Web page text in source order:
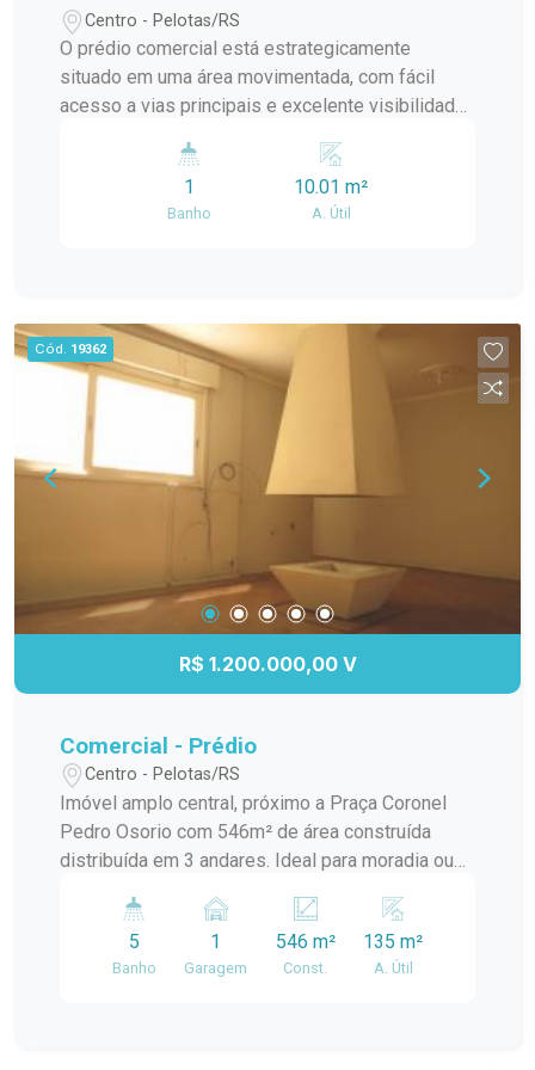
Centro - Pelotas/RS
O prédio comercial está estrategicamente
situado em uma área movimentada, com fácil
acesso a vias principais e excelente visibilidade.
atrativa tornam este imóvel uma ótima opção para
empreendedores que buscam destacar seus
localização privilegiada e a infraestrutura de
qualidade oferecem grandes oportunidades para
impulsionar o crescimento de empresas já
estabelecidas ou iniciar novos
empreendimentos. A Colina do Sol é um bairro
dinâmico e valorizado, com uma comunidade
próspera e comércio diversificado. Além disso,
sua proximidade a áreas residenciais
proporciona um fluxo constante de potenciais
clientes. Não perca a chance de adquirir esse
prédio comercial e expandir seus negócios em
uma localização estratégica. Entre em contato
conosco para mais informações, agendamento
1
Banho
10.01 m²
A. Útil
Cód. 19362
R$ 1.200.000,00 V
Comercial - Prédio
Centro - Pelotas/RS
Imóvel amplo central, próximo a Praça Coronel
Pedro Osorio com 546m² de área construída
distribuída em 3 andares. Ideal para moradia ou
comerciais.
5
Banho
1
Garagem
546 m²
Const.
135 m²
A. Útil